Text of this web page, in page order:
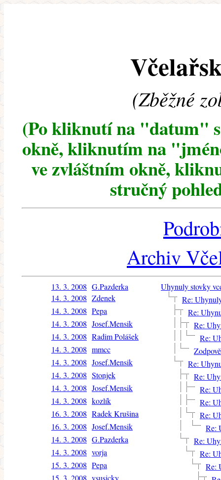
(Zběžné
(Po kliknutí na "datum"
okně, kliknutím na
ve zvláštním okně,
stručný
Archiv
13. 3. 2008 G.Pazderka
Uhynuly stovky
14. 3. 2008 Zdenek
Re:
14. 3. 2008 Pepa
Re:
14. 3. 2008 Josef.Mensik
Re:
14. 3. 2008 Radim Polášek
Re:
14. 3. 2008 mmcc
14. 3. 2008 Josef.Mensik
Re:
14. 3. 2008 Stonjek
Re:
14. 3. 2008 Josef.Mensik
Re:
14. 3. 2008 kozlík
Re:
16. 3. 2008 Radek Krušina
Re:
16. 3. 2008 Josef.Mensik
Re:
14. 3. 2008 G.Pazderka
Re:
14. 3. 2008 vorja
Re:
15. 3. 2008 Pepa
Re:
15. 3. 2008 vsusicky